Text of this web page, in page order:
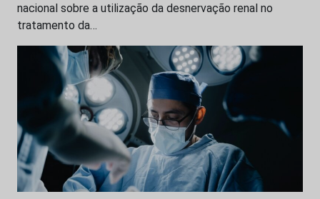
nacional sobre a utilização da desnervação renal no
tratamento da…